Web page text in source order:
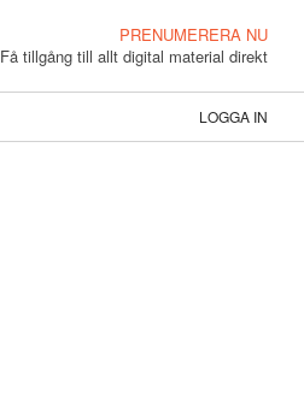
PRENUMERERA NU
Få tillgång till allt digital material direkt
LOGGA IN